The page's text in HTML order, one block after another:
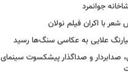
جوانمرد
با اکران فیلم نولان
علایی به عکاسی سنگ‌ها رسید
صدابردار و صداگذار پیشکسوت سینمای